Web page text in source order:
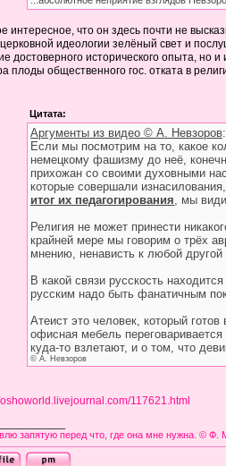
интересное, что он здесь почти не
идеологии зелёный свет и
достоверного исторического опыта, но
плоды общественного гос. отката в
Цитата:
Аргументы из видео © А. Невзоров:
Если мы посмотрим на то, какое
немецкому фашизму до неё,
прихожан со своими духовными
которые совершали
итог их педагогирования, мы
Религия не может принести
крайней мере мы говорим о трёх
мнению, ненависть к любой
В какой связи русскость
русским надо быть фанатичным
Атеист это человек, который
офисная мебель
куда-то взлетают, и о том, что
© А. Невзоров
oshoworld.livejournal.com/117621.html
запятую перед что, где она мне нужна. © Ф.